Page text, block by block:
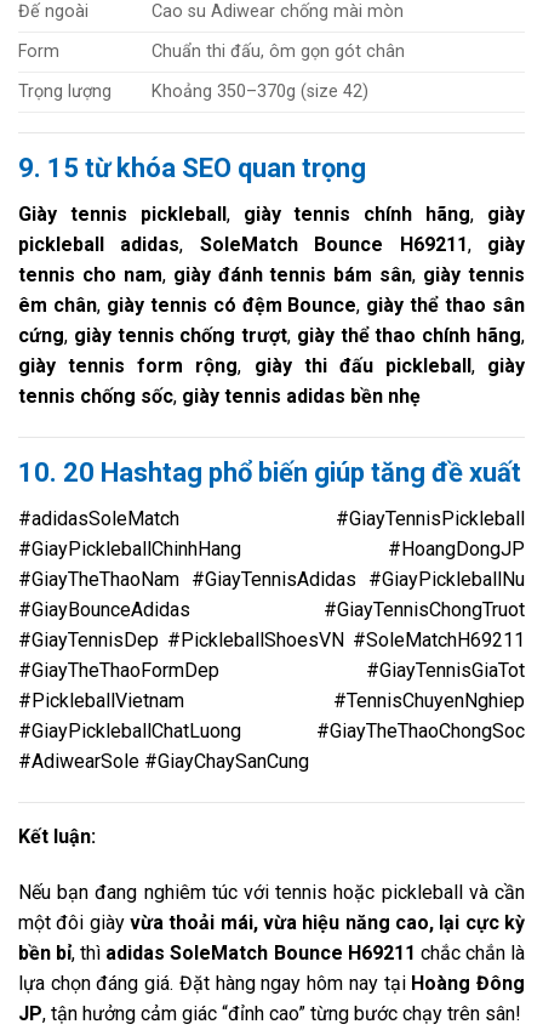
Đế ngoài
Cao su Adiwear chống mài mòn
Form
Chuẩn thi đấu, ôm gọn gót chân
Trọng lượng
Khoảng 350–370g (size 42)
9. 15 từ khóa SEO quan trọng
Giày tennis pickleball , giày tennis chính hãng, giày
pickleball adidas, SoleMatch Bounce H69211, giày
tennis cho nam, giày đánh tennis bám sân, giày tennis
êm chân, giày tennis có đệm Bounce, giày thể thao sân
cứng, giày tennis chống trượt, giày thể thao chính hãng,
giày tennis form rộng, giày thi đấu pickleball , giày
tennis chống sốc, giày tennis adidas bền nhẹ
10. 20 Hashtag phổ biến giúp tăng đề xuất
#adidasSoleMatch #GiayTennisPickleball
#GiayPickleballChinhHang #HoangDongJP
#GiayTheThaoNam #GiayTennisAdidas #GiayPickleballNu
#GiayBounceAdidas #GiayTennisChongTruot
#GiayTennisDep #PickleballShoesVN #SoleMatchH69211
#GiayTheThaoFormDep #GiayTennisGiaTot
#PickleballVietnam #TennisChuyenNghiep
#GiayPickleballChatLuong #GiayTheThaoChongSoc
#AdiwearSole #GiayChaySanCung
Kết luận:
Nếu bạn đang nghiêm túc với tennis hoặc pickleball và cần
một đôi giày vừa thoải mái, vừa hiệu năng cao, lại cực kỳ
bền bỉ, thì adidas SoleMatch Bounce H69211 chắc chắn là
lựa chọn đáng giá. Đặt hàng ngay hôm nay tại Hoàng Đông
JP, tận hưởng cảm giác “đỉnh cao” từng bước chạy trên sân!